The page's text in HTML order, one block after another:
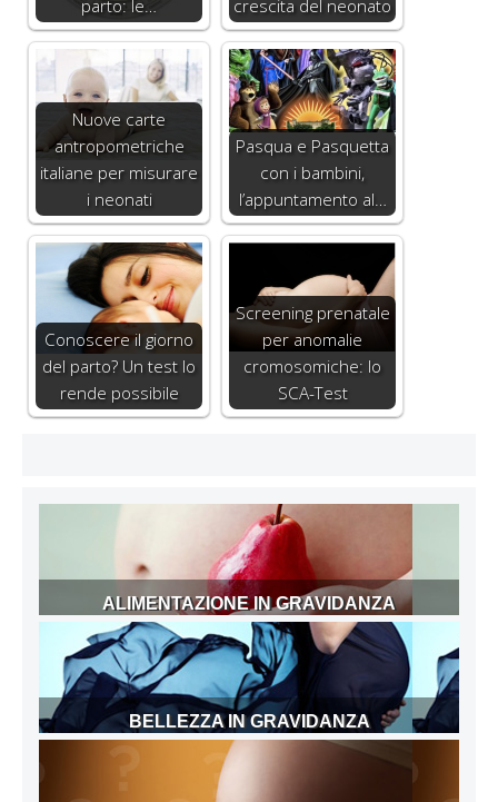
parto: le…
crescita del neonato
Nuove carte
antropometriche
italiane per misurare
i neonati
Pasqua e Pasquetta
con i bambini,
l’appuntamento al…
Conoscere il giorno
del parto? Un test lo
rende possibile
Screening prenatale
per anomalie
cromosomiche: lo
SCA-Test
ALIMENTAZIONE IN GRAVIDANZA
BELLEZZA IN GRAVIDANZA